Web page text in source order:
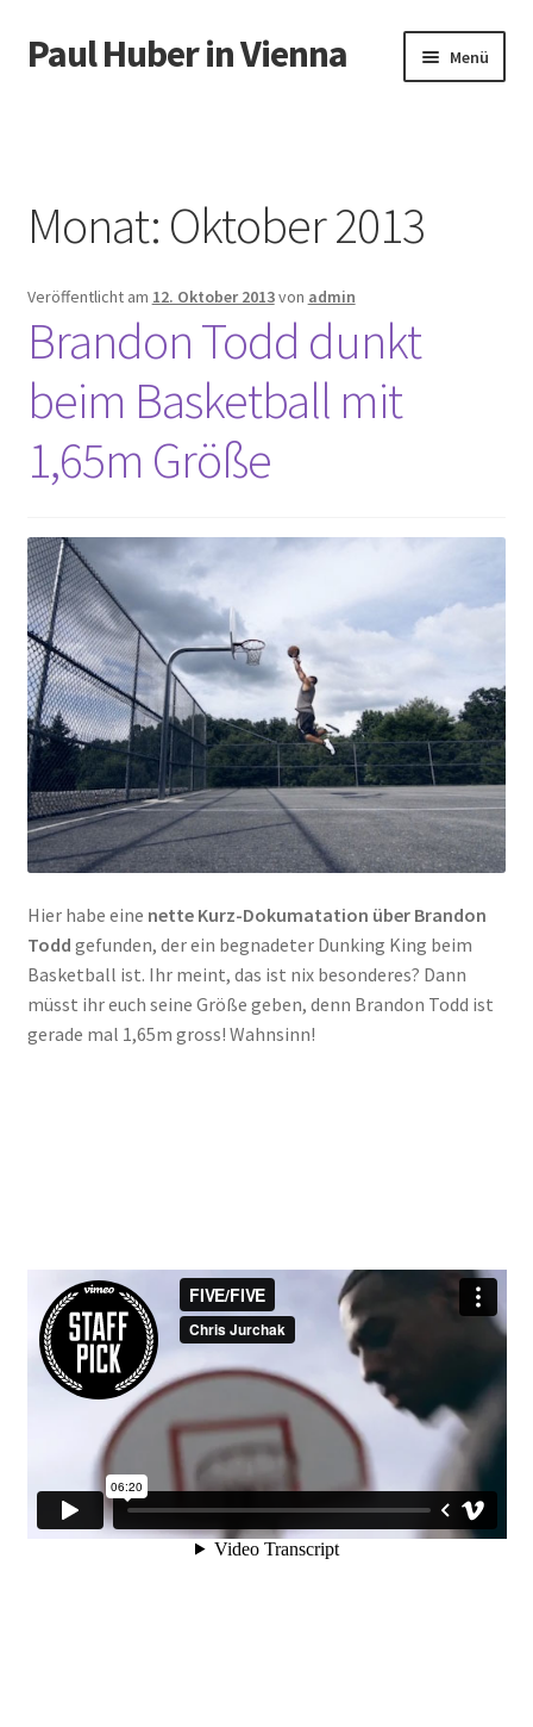
Zur
Navigation
Zum
Inhalt
Paul Huber in Vienna Menü
Monat: Oktober 2013
Veröffentlicht am 12. Oktober 2013von admin
Brandon Todd dunkt
beim Basketball mit
1,65m Größe
Hier habe eine nette Kurz-Dokumatation über Brandon
Todd gefunden, der ein begnadeter Dunking King beim
Basketball ist. Ihr meint, das ist nix besonderes? Dann
müsst ihr euch seine Größe geben, denn Brandon Todd ist
gerade mal 1,65m gross! Wahnsinn!